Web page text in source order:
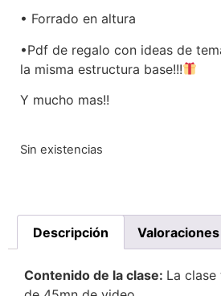
• Forrado en altura
•Pdf de regalo con ideas de
la misma estructura base!!!
Y mucho mas!!
Sin existencias
Descripción
Contenido de la clase: La